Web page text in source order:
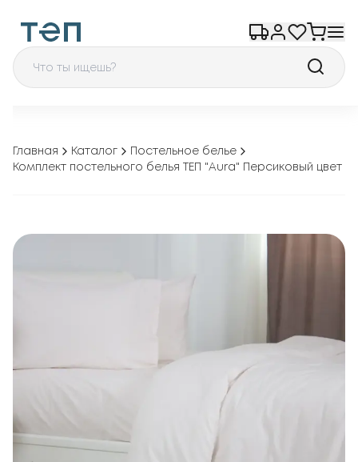
Главная Каталог
Постельное белье
Комплект постельного белья ТЕП "Aura" Персиковый цвет